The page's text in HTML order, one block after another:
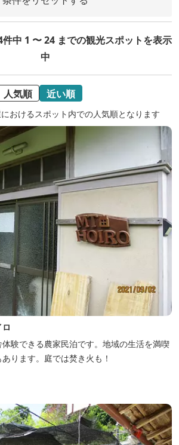
中 1 〜 24 までの観光スポットを表示
中
人気順 近い順
おけるスポット内での人気順となります
験できる農家民泊です。地域の生活を満喫
ります。庭では焚き火も！